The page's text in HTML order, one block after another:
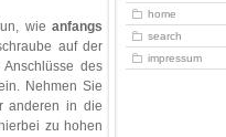
wie anfangs
auf der
des
Nehmen Sie
anderen in die
zu hohen
home
search
impressum